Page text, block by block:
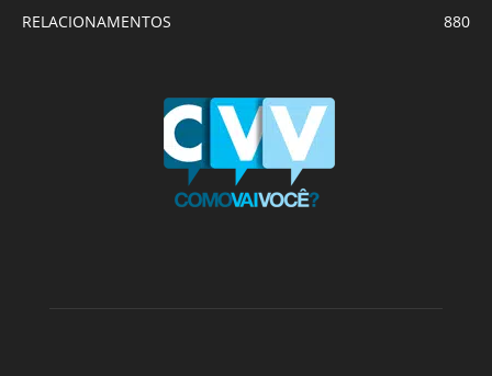
RELACIONAMENTOS
880